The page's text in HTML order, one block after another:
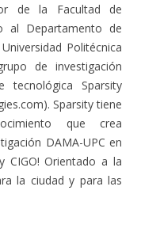
de la Facultad de
al Departamento de
Politécnica
de investigación
tecnológica Sparsity
Sparsity tiene
que crea
DAMA-UPC en
CIGO! Orientado a la
la ciudad y para las